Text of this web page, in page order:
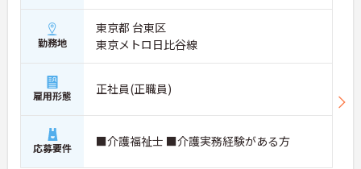
勤務地
東京都 台東区
東京メトロ日比谷線
雇用形態 正社員(正職員)
応募要件 ■介護福祉士 ■介護実務経験がある方